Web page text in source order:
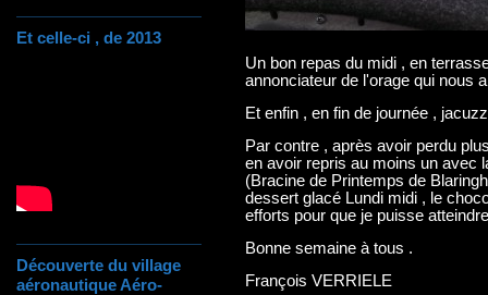
Et celle-ci , de 2013
Découverte du village
aéronautique Aéro-
Un bon repas du midi , en
annonciateur de l'orage qui nous
Et enfin , en fin de journée ,
Par contre , après avoir perdu
en avoir repris au moins un avec
(Bracine de Printemps de
dessert glacé Lundi midi , le
efforts pour que je puisse
Bonne semaine à tous .
François VERRIELE